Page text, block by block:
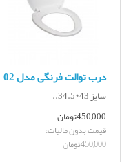
درب توالت فرنگی مدل 02
سایز 43*34.5..
450,000تومان
قیمت بدون مالیات:
450,000تومان